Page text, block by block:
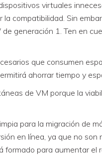
virtuales
la compatibilidad. Sin
generación 1. Ten en
que consumen
ahorrar tiempo y
de VM porque la
para la migración de
en línea, ya que no
formado para aumentar